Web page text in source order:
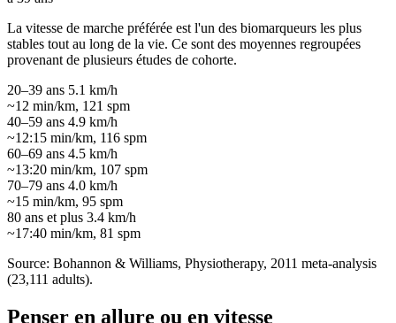
La vitesse de marche préférée est l'un des biomarqueurs les plus
stables tout au long de la vie. Ce sont des moyennes regroupées
provenant de plusieurs études de cohorte.
20–39 ans 5.1 km/h
~12 min/km, 121 spm
40–59 ans 4.9 km/h
~12:15 min/km, 116 spm
60–69 ans 4.5 km/h
~13:20 min/km, 107 spm
70–79 ans 4.0 km/h
~15 min/km, 95 spm
80 ans et plus 3.4 km/h
~17:40 min/km, 81 spm
Source: Bohannon & Williams, Physiotherapy, 2011 meta-analysis
(23,111 adults).
Penser en allure ou en vitesse